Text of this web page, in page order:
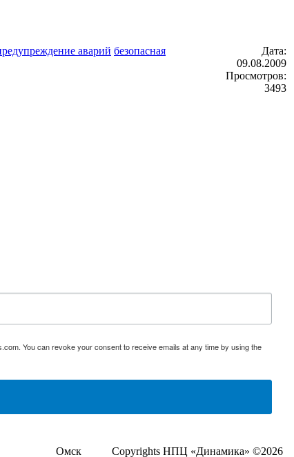
аварий безопасная
Дата:
09.08.2009
Просмотров:
3493
You can revoke your consent to receive emails at any time by using the
Омск Copyrights НПЦ «Динамика» ©2026